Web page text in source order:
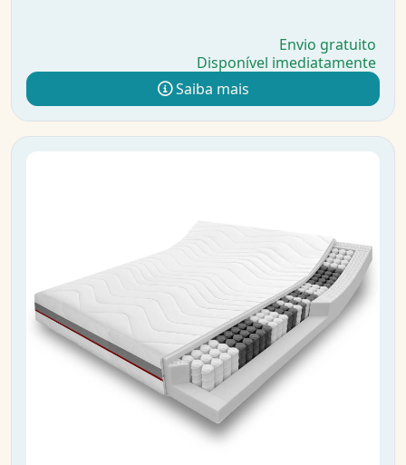
Envio gratuito
Disponível imediatamente
Saiba mais